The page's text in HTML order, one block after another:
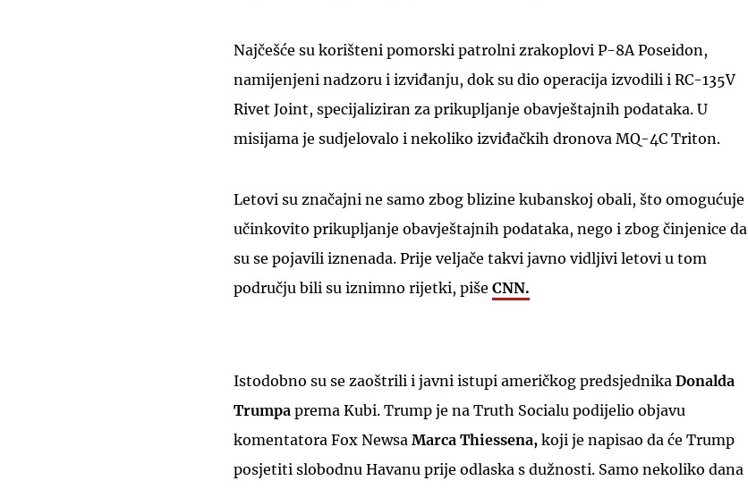
Najčešće su korišteni pomorski patrolni zrakoplovi P-8A Poseidon,
namijenjeni nadzoru i izviđanju, dok su dio operacija izvodili i RC-135V
Rivet Joint, specijaliziran za prikupljanje obavještajnih podataka. U
misijama je sudjelovalo i nekoliko izviđačkih dronova MQ-4C Triton.
Letovi su značajni ne samo zbog blizine kubanskoj obali, što omogućuje
učinkovito prikupljanje obavještajnih podataka, nego i zbog činjenice da
su se pojavili iznenada. Prije veljače takvi javno vidljivi letovi u tom
području bili su iznimno rijetki, piše CNN.
Istodobno su se zaoštrili i javni istupi američkog predsjednika Donalda
Trumpa prema Kubi. Trump je na Truth Socialu podijelio objavu
komentatora Fox Newsa Marca Thiessena, koji je napisao da će Trump
posjetiti slobodnu Havanu prije odlaska s dužnosti. Samo nekoliko dana